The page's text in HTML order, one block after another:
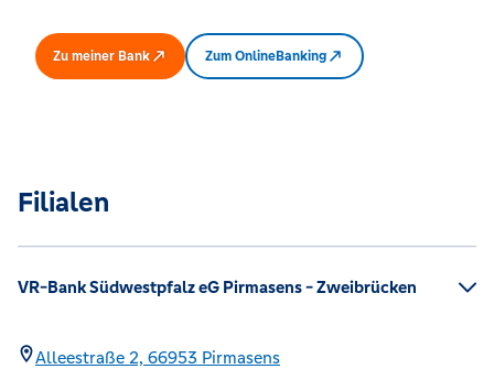
Zu meiner Bank Zum OnlineBanking
Filialen
VR-Bank Südwestpfalz eG Pirmasens - Zweibrücken
Alleestraße 2, 66953 Pirmasens